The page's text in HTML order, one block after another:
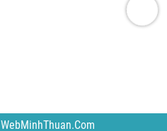
WebMinhThuan.Com